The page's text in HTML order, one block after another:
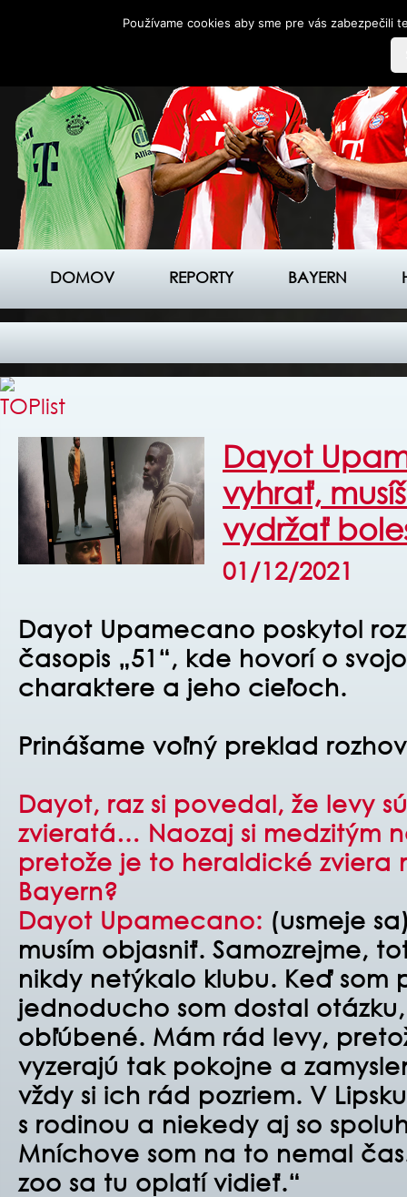
DOMOV REPORTY BAYERN
Dayot
vyhrať,
vydržať
01/12/2021
Dayot Upamecano poskytol
časopis „51“, kde hovorí o
charaktere a jeho cieľoch.
Prinášame voľný preklad
Dayot, raz si povedal, že levy
zvieratá… Naozaj si medzitým
pretože je to heraldické zviera
Bayern?
Dayot Upamecano: (usmeje
musím objasniť. Samozrejme,
nikdy netýkalo klubu. Keď som
jednoducho som dostal
obľúbené. Mám rád levy,
vyzerajú tak pokojne a
vždy si ich rád pozriem. V
s rodinou a niekedy aj so
Mníchove som na to nemal
zoo sa tu oplatí vidieť.“
Používame cookies aby sme pre vás zabezpečili